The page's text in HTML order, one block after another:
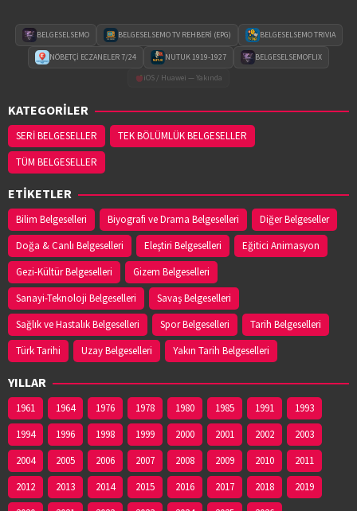
BELGESELSEMO BELGESELSEMO TV REHBERİ (EPG) BELGESELSEMO TRIVIA
NÖBETÇİ ECZANELER 7/24 NUTUK 1919-1927
BELGESELSEMOFLIX
iOS / Huawei — Yakında
KATEGORİLER
SERİ BELGESELLER
TEK BÖLÜMLÜK BELGESELLER
TÜM BELGESELLER
ETİKETLER
Bilim Belgeselleri Biyografi ve Drama Belgeselleri
Diğer Belgeseller
Doğa & Canlı Belgeselleri
Eleştiri Belgeselleri
Eğitici Animasyon
Gezi-Kültür Belgeselleri
Gizem Belgeselleri
Sanayi-Teknoloji Belgeselleri
Savaş Belgeselleri
Sağlık ve Hastalık Belgeselleri
Spor Belgeselleri
Tarih Belgeselleri
Türk Tarihi
Uzay Belgeselleri Yakın Tarih Belgeselleri
YILLAR
1961 1964 1976 1978 1980 1985 1991
1993
1994
1996 1998 1999 2000 2001 2002
2003
2004
2005 2006 2007 2008 2009 2010
2011
2012
2013 2014 2015 2016 2017 2018
2019